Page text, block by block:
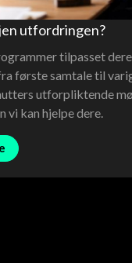
utfordringen?
tilpasset
første samtale til
utforpliktende
vi kan hjelpe dere.